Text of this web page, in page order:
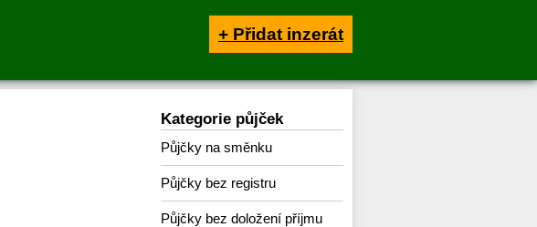
+ Přidat inzerát
Kategorie půjček
Půjčky na směnku
Půjčky bez registru
Půjčky bez doložení příjmu